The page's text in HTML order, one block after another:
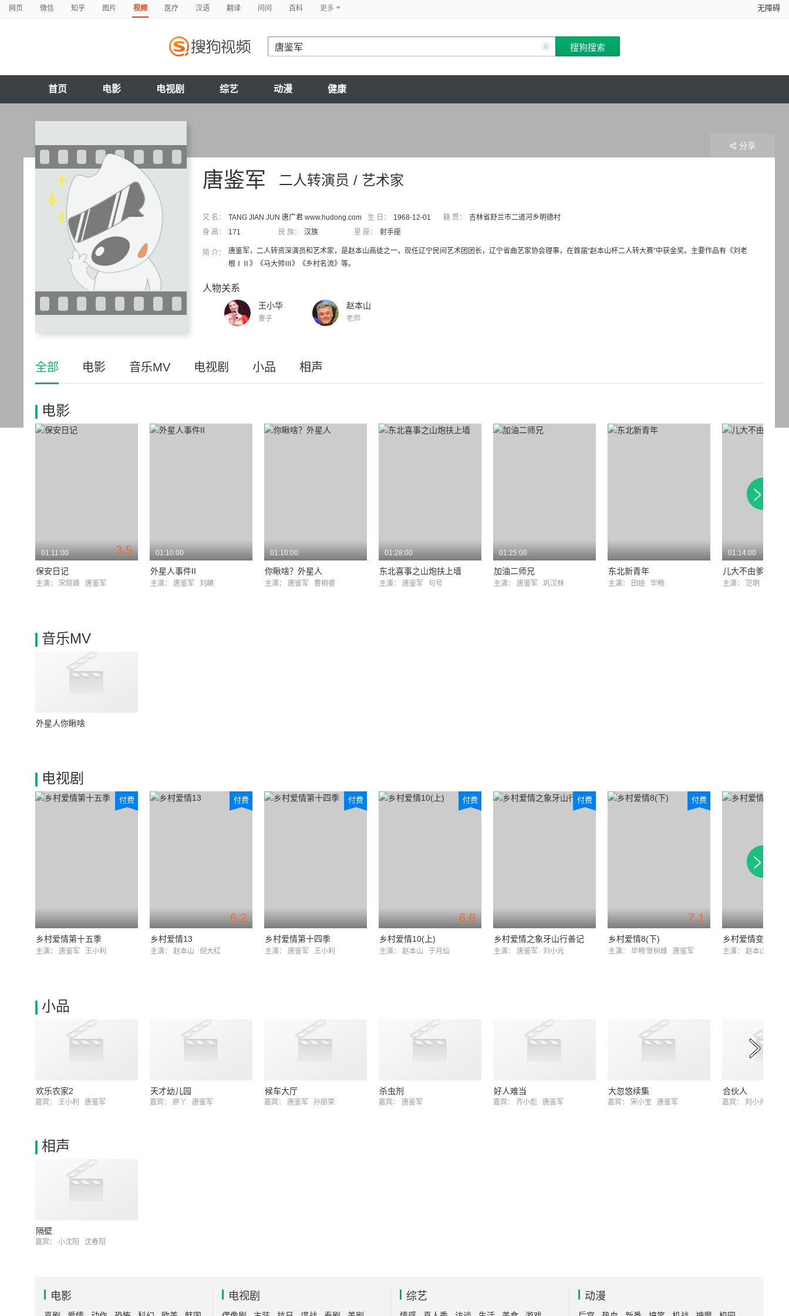
网页 微信 知乎 图片 视频 医疗 汉语 翻译 问问 百科 更多 无障碍
首页 电影 电视剧 综艺 动漫 健康
二人转演员 / 艺术家
唐鉴军
又 名： TANG JIAN JUN 唐广君 www.hudong.com 生 日： 1968-12-01 籍 贯：
吉林省舒兰市二道河乡明德村
身 高：
171 民 族： 汉族 星 座： 射手座
简 介：
唐鉴军，二人转资深演员和艺术家，是赵本山高徒之一，现任辽宁民间艺术团团长，辽宁省曲艺家协会理事，在首届“赵本山杯二人转大赛”中获金奖。主要作品有《刘老
根ⅠⅡ》《马大帅Ⅲ》《乡村名流》等。
人物关系
王小华
妻子
赵本山
老师
分享
全部 电影 音乐MV 电视剧 小品 相声
电影
3.5
01:11:00
保安日记
主演： 宋晓峰 唐鉴军
01:10:00
外星人事件II
主演： 唐鉴军 刘頔
01:10:00
你瞅啥？外星人
主演： 唐鉴军 曹桐睿
01:28:00
东北喜事之山炮扶上墙
主演： 唐鉴军 句号
01:25:00
加油二师兄
主演： 唐鉴军 巩汉林
东北新青年
主演： 田娃 毕畅
01:14:00
儿大不由爹
主演： 范明
音乐MV
外星人你瞅啥
电视剧
付费
乡村爱情第十五季
主演： 唐鉴军 王小利
6.2
付费
乡村爱情13
主演： 赵本山 倪大红
付费
乡村爱情第十四季
主演： 唐鉴军 王小利
6.6
付费
乡村爱情10(上)
主演： 赵本山 于月仙
付费
乡村爱情之象牙山行善记
主演： 唐鉴军 刘小光
7.1
付费
乡村爱情8(下)
主演： 毕畅'贺树峰 唐鉴军
乡村爱情变奏曲
主演： 赵本山
小品
欢乐农家2
嘉宾： 王小利 唐鉴军
天才幼儿园
嘉宾： 胖丫 唐鉴军
候车大厅
嘉宾： 唐鉴军 孙丽荣
杀虫剂
嘉宾： 唐鉴军
好人难当
嘉宾： 齐小彪 唐鉴军
大忽悠续集
嘉宾： 宋小宝 唐鉴军
合伙人
嘉宾： 刘小光
相声
隔壁
嘉宾： 小沈阳 沈春阳
电影 电视剧 综艺 动漫